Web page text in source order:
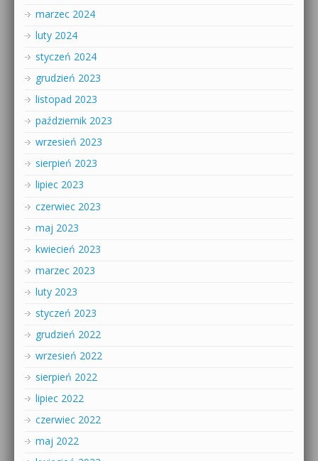
marzec 2024
luty 2024
styczeń 2024
grudzień 2023
listopad 2023
październik 2023
wrzesień 2023
sierpień 2023
lipiec 2023
czerwiec 2023
maj 2023
kwiecień 2023
marzec 2023
luty 2023
styczeń 2023
grudzień 2022
wrzesień 2022
sierpień 2022
lipiec 2022
czerwiec 2022
maj 2022